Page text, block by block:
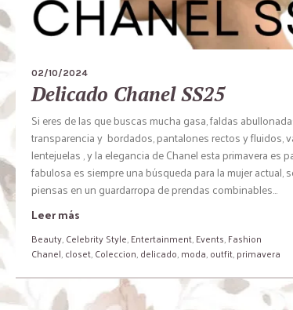
02/10/2024
Delicado Chanel SS25
Si eres de las que buscas mucha gasa, faldas
transparencia y bordados, pantalones rectos y fluidos,
lentejuelas , y la elegancia de Chanel esta primavera es
fabulosa es siempre una búsqueda para la mujer actual,
piensas en un guardarropa de prendas combinables...
Leer más
Beauty,Celebrity Style,Entertainment,Events,Fashion
Chanel,closet,Coleccion,delicado,moda,outfit,primavera